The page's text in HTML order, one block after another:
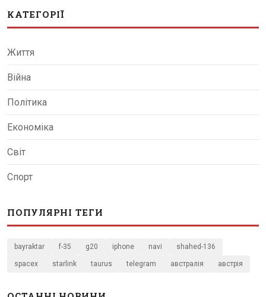
КАТЕГОРІЇ
Життя
Війна
Політика
Економіка
Світ
Спорт
ПОПУЛЯРНІ ТЕГИ
bayraktar f-35 g20 iphone navi shahed-136
spacex starlink taurus telegram австралія австрія